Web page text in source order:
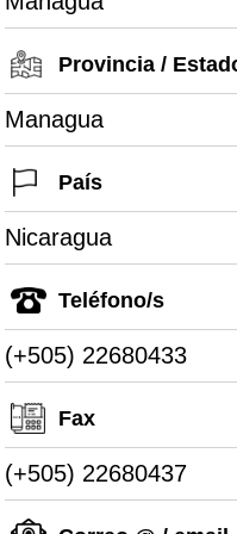
Provincia /
Managua
País
Nicaragua
Teléfono/s
(+505) 22680433
Fax
(+505) 22680437